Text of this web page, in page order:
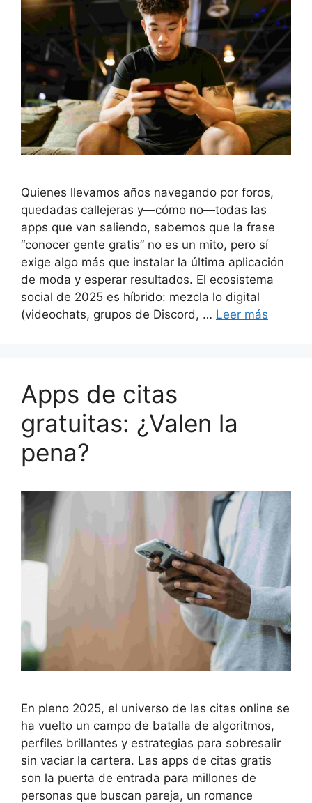
Quienes llevamos años navegando por foros,
quedadas callejeras y—cómo no—todas las
apps que van saliendo, sabemos que la frase
“conocer gente gratis” no es un mito, pero sí
exige algo más que instalar la última aplicación
de moda y esperar resultados. El ecosistema
social de 2025 es híbrido: mezcla lo digital
(videochats, grupos de Discord, … Leer más
Apps de citas
gratuitas: ¿Valen la
pena?
En pleno 2025, el universo de las citas online se
ha vuelto un campo de batalla de algoritmos,
perfiles brillantes y estrategias para sobresalir
sin vaciar la cartera. Las apps de citas gratis
son la puerta de entrada para millones de
personas que buscan pareja, un romance